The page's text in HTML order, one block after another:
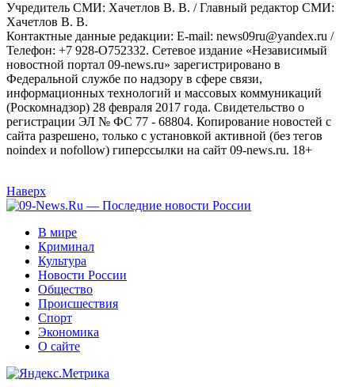
Учредитель СМИ: Хaчeтлoв B. B. / Главный редактор СМИ:
Хaчeтлoв B. B.
Контактные данные редакции: E-mail: news09ru@yandex.ru /
Телефон: +7 928-O752332. Сетевое издание «Независимый
новостной портал 09-news.ru» зарегистрировано в
Федеральной службе по надзору в сфере связи,
информационных технологий и массовых коммуникаций
(Роскомнадзор) 28 февраля 2017 года. Свидетельство о
регистрации ЭЛ № ФС 77 - 68804. Копирование новостей с
сайта разрешено, только с установкой активной (без тегов
noindex и nofollow) гиперссылки на сайт 09-news.ru. 18+
Наверх
В мире
Криминал
Культура
Новости России
Общество
Происшествия
Спорт
Экономика
О сайте